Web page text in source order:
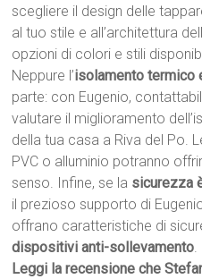
scegliere il design delle
al tuo stile e all’architettura
opzioni di colori e stili
Neppure l’isolamento termico
parte: con Eugenio,
valutare il miglioramento
della tua casa a Riva del Po.
PVC o alluminio potranno
senso. Infine, se la sicurezza
il prezioso supporto di
offrano caratteristiche di
dispositivi anti-sollevamento.
Leggi la recensione che